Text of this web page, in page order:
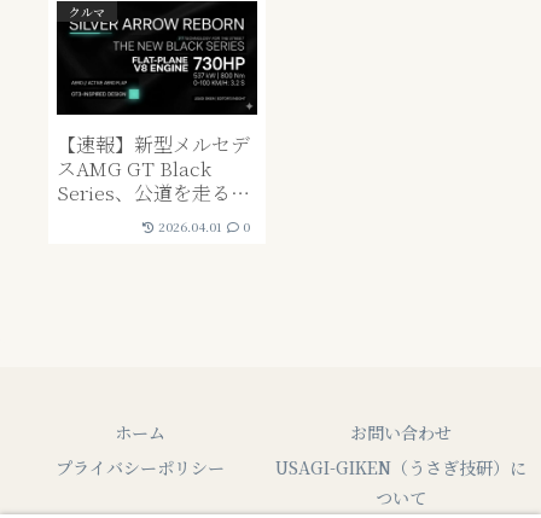
クルマ
【速報】新型メルセデ
スAMG GT Black
Series、公道を走る
GT3マシンが「究極」
を更新する驚愕の理由:
2026.04.01 0
ホーム
お問い合わせ
プライバシーポリシー
USAGI-GIKEN（うさぎ技研）に
ついて